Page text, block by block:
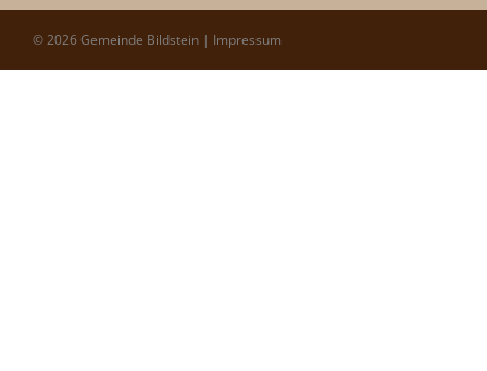
© 2026 Gemeinde Bildstein | Impressum